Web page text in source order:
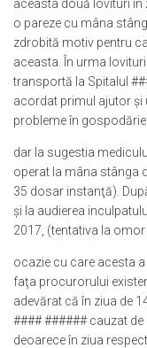
aceasta două lovituri în
o pareze cu mâna
zdrobită motiv pentru
aceasta. În urma
transportă la Spitalul
acordat primul ajutor şi
probleme în gospodărie ,
dar la sugestia
operat la mâna stânga
35 dosar instanţă).
şi la audierea
2017, (tentativa la
ocazie cu care acesta
faţa procurorului
adevărat că în ziua de
#### ###### cauzat de
deoarece în ziua